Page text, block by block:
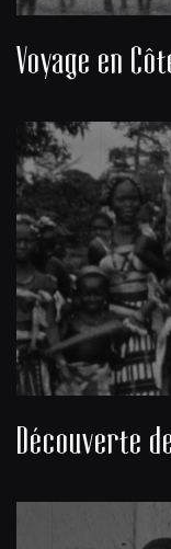
Voyage en
Découverte